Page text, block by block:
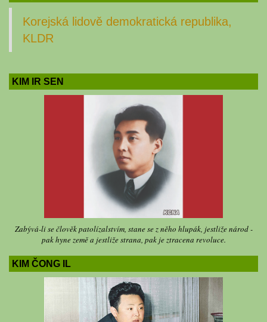
Korejská lidově demokratická republika,
KLDR
KIM IR SEN
Zabývá-li se člověk patolízalstvím, stane se z něho hlupák, jestliže národ -
pak hyne země a jestliže strana, pak je ztracena revoluce.
KIM ČONG IL